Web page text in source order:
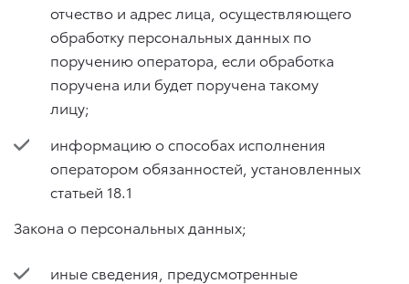
отчество и адрес лица, осуществляющего
обработку персональных данных по
поручению оператора, если обработка
поручена или будет поручена такому
лицу;
информацию о способах исполнения
оператором обязанностей, установленных
статьей 18.1
Закона о персональных данных;
иные сведения, предусмотренные